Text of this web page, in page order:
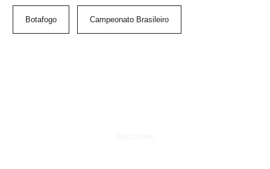
Botafogo Campeonato Brasileiro